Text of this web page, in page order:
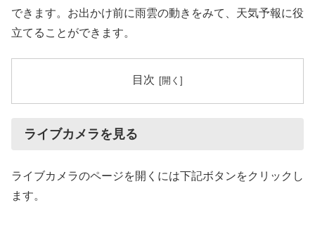
できます。お出かけ前に雨雲の動きをみて、天気予報に役
立てることができます。
目次
ライブカメラを見る
ライブカメラのページを開くには下記ボタンをクリックし
ます。